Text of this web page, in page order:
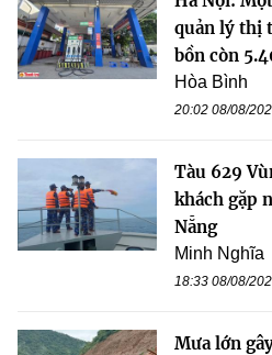
quản lý thị
bồn còn
Hòa Bình
20:02 08/08/
Tàu 629
khách gặp
Nẵng
Minh Nghĩa
18:33 08/08/
Mưa lớn